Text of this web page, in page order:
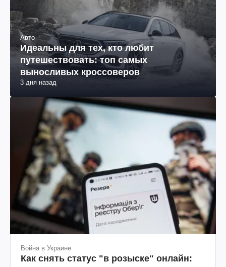
Авто
Идеальны для тех, кто любит
путешествовать: топ самых
выносливых кроссоверов
3 дня назад
Война в Украине
Как снять статус "в розыске" онлайн: